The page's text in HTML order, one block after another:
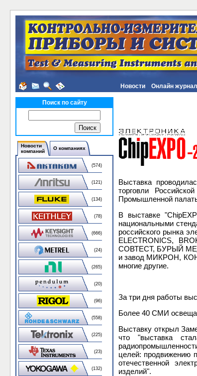
Новости Онлайн журнал
Поиск по сайту
Новости
компаний
О компаниях
(574)
(121)
(134)
(78)
(666)
(24)
(265)
(20)
(96)
(558)
(225)
(23)
(132)
Выставка
торговли
Промышленной
В выставке
национальными
российского рынка
ELECTRONICS,
СОВТЕСТ, БУРЫЙ
и завод МИКРОН,
многие другие.
За три дня работы
Более 40 СМИ
Выставку открыл
что "выставка
целей: продвижению
отечественной
изделий".